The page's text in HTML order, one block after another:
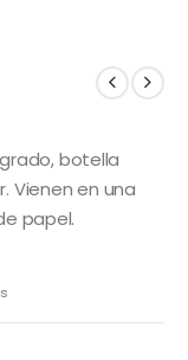
botella
Vienen en una
papel.